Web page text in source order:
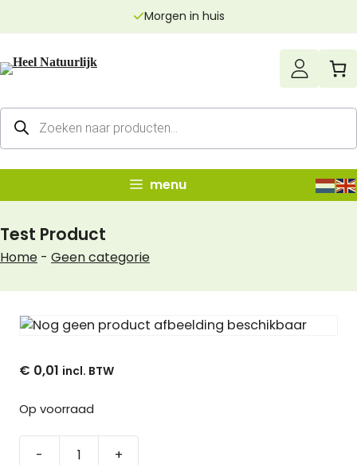
inhoud
Morgen in huis
Producten
zoeken
menu
Test Product
Home - Geen categorie
€ 0,01
Op voorraad
- +